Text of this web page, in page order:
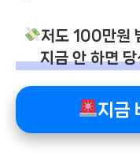
저도 100만원
지금 안 하면
지금